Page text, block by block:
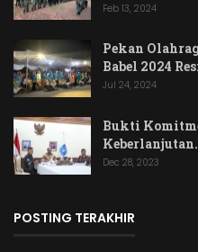
Feb 13, 2024
Pekan
Babel 2024
Jul 24, 2024
Bukti
Dec 28, 2023
POSTING TERAKHIR